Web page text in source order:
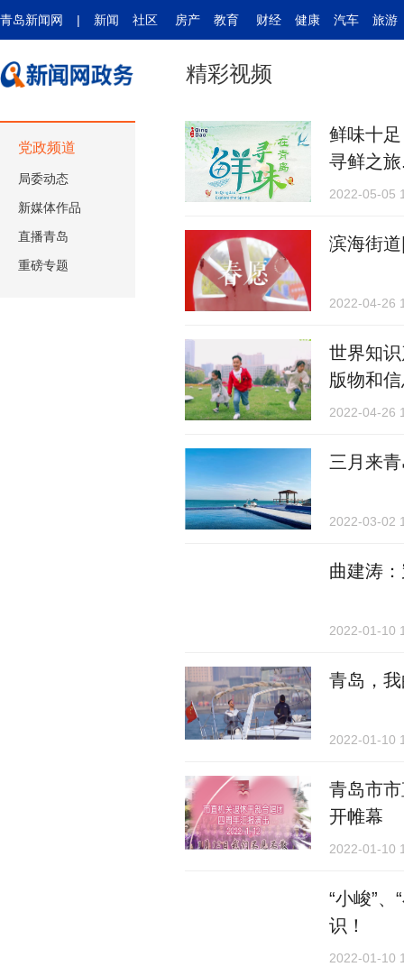
青岛新闻网 | 新闻 社区 房产 教育 财经 健康 汽车 旅游
精彩视频
党政频道
局委动态
新媒体作品
直播青岛
重磅专题
鲜味十
寻鲜之
2022-05-05
滨海街
2022-04-26
世界知
版物和
2022-04-26
三月来
2022-03-02
曲建涛
2022-01-10
青岛，
2022-01-10
青岛市
开帷幕
2022-01-10
“小峻”
识！
2022-01-10